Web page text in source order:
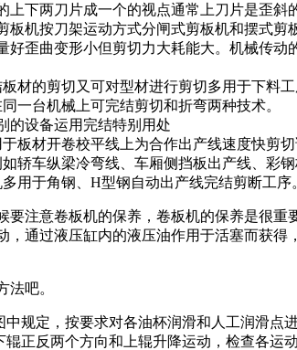
上下两刀片成一个的视点通常上刀片是歪
板机按刀架运动方式分闸式剪板机和摆式剪
好歪曲变形小但剪切力大耗能大。机械传
材的剪切又可对型材进行剪切多用于下料
一台机械上可完结剪切和折弯两种技术。
的设备运用完结特别用处
板材开卷校平线上为合作出产线速度快剪
轿车纵梁冷弯线、车厢侧挡板出产线、彩
用于角钢、H型钢自动出产线完结剪断工序
要注意卷板机的保养，卷板机的保养是很
，通过液压缸内的液压油作用于活塞而获
法吧。
规定，按要求对各油杯润滑和人工润滑点进
正反两个方向和上辊升降运动，检查各运